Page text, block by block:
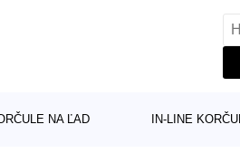
NA ĽAD IN-LINE